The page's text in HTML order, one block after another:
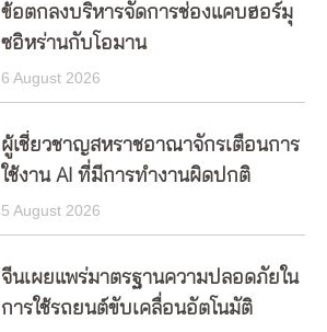
ข้อตกลงบริหารจัดการช่องแคบฮอร์มุ
ซอิหร่านกับโอมาน
6 August 2026
ผู้เชี่ยวชาญสหราชอาณาจักรเตือนการ
ใช้งาน AI ที่มีการทำงานผิดปกติ
5 August 2026
จีนเผยแพร่มาตรฐานความปลอดภัยใน
การใช้รถยนต์ขับเคลื่อนอัตโนมัติ